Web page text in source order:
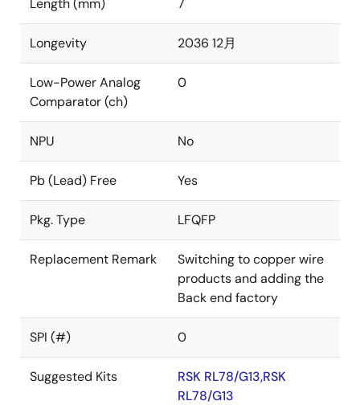
Length (mm) 7
Longevity 2036 12月
Low-Power Analog
Comparator (ch)
0
NPU No
Pb (Lead) Free Yes
Pkg. Type LFQFP
Replacement Remark
Switching to copper wire
products and adding the
Back end factory
SPI (#) 0
Suggested Kits
RSK RL78/G13,RSK
RL78/G13